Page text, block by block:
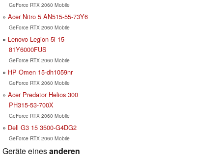
GeForce RTX 2060 Mobile
Acer Nitro 5 AN515-55-73Y6
GeForce RTX 2060 Mobile
Lenovo Legion 5i 15-
81Y6000FUS
GeForce RTX 2060 Mobile
HP Omen 15-dh1059nr
GeForce RTX 2060 Mobile
Acer Predator Helios 300
PH315-53-700X
GeForce RTX 2060 Mobile
Dell G3 15 3500-G4DG2
GeForce RTX 2060 Mobile
Geräte einesanderen